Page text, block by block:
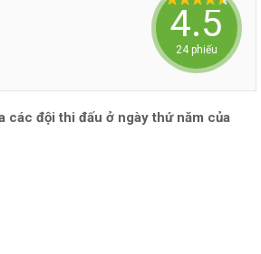
24 phiếu
các đội thi đấu ở ngày thứ năm của